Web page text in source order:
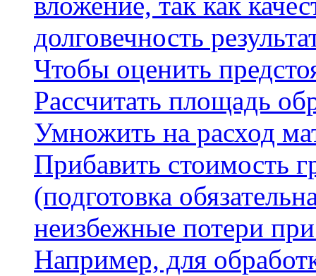
долговечность
Чтобы оценить
Рассчитать площадь
Умножить на расход
Прибавить стоимость
(подготовка
неизбежные потери
Например, для